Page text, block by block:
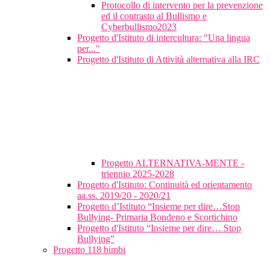
Protocollo di intervento per la prevenzione
ed il contrasto al Bullismo e
Cyberbullismo2023
Progetto d'Istituto di intercultura: "Una lingua
per..."
Progetto d'Istituto di Attività alternativa alla IRC
Progetto ALTERNATIVA-MENTE -
triennio 2025-2028
Progetto d'Istituto: Continuità ed orientamento
aa.ss. 2019/20 - 2020/21
Progetto d’Istituto “Insieme per dire…Stop
Bullying- Primaria Bondeno e Scortichino
Progetto d'Istituto “Insieme per dire… Stop
Bullying”
Progetto 118 bimbi